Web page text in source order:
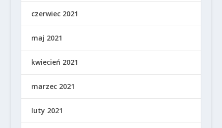
czerwiec 2021
maj 2021
kwiecień 2021
marzec 2021
luty 2021